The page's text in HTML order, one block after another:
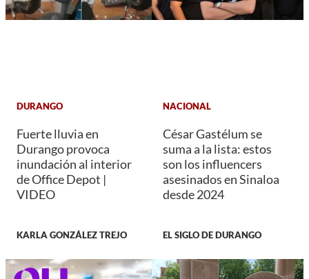
DURANGO
Fuerte lluvia en
Durango provoca
inundación al interior
de Office Depot |
VIDEO
KARLA GONZÁLEZ TREJO
NACIONAL
César Gastélum se
suma a la lista: estos
son los influencers
asesinados en Sinaloa
desde 2024
EL SIGLO DE DURANGO